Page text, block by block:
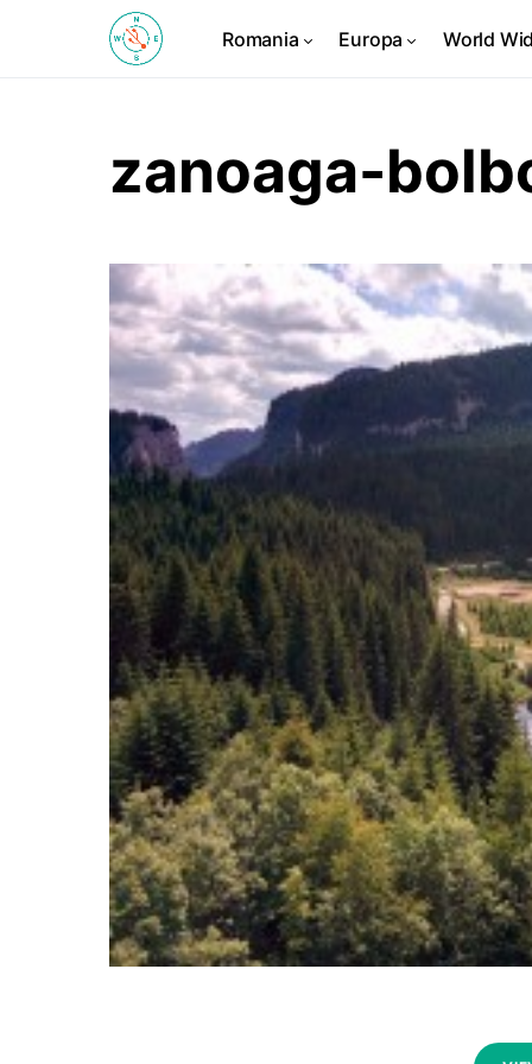
Romania Europa World
zanoaga-